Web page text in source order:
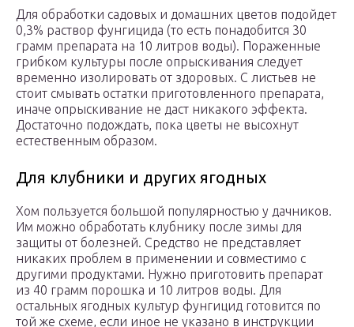
Для обработки садовых и домашних цветов подойдет
0,3% раствор фунгицида (то есть понадобится 30
грамм препарата на 10 литров воды). Пораженные
грибком культуры после опрыскивания следует
временно изолировать от здоровых. С листьев не
стоит смывать остатки приготовленного препарата,
иначе опрыскивание не даст никакого эффекта.
Достаточно подождать, пока цветы не высохнут
естественным образом.
Для клубники и других ягодных
Хом пользуется большой популярностью у дачников.
Им можно обработать клубнику после зимы для
защиты от болезней. Средство не представляет
никаких проблем в применении и совместимо с
другими продуктами. Нужно приготовить препарат
из 40 грамм порошка и 10 литров воды. Для
остальных ягодных культур фунгицид готовится по
той же схеме, если иное не указано в инструкции